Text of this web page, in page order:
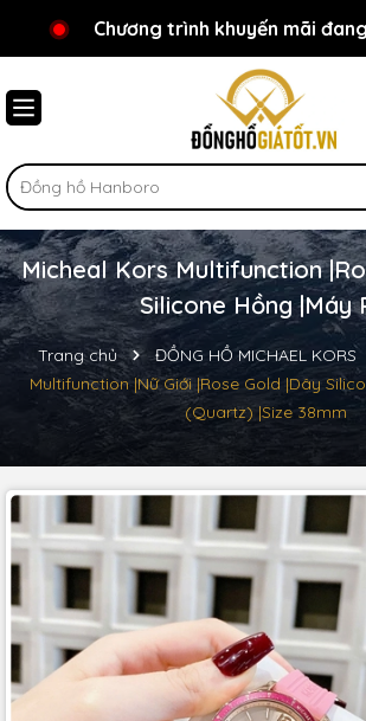
Chào mừng bạn đến với
Chương trình khuyến mãi
Micheal Kors Multifunction
Silicone Hồng |Máy
Trang chủ ĐỒNG HỒ MICHAEL KORS
Multifunction |Nữ Giới |Rose Gold |Dây
(Quartz) |Size 38mm